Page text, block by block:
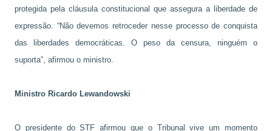
protegida pela cláusula constitucional que assegura a liberdade de
expressão. “Não devemos retroceder nesse processo de conquista
das liberdades democráticas. O peso da censura, ninguém o
suporta”, afirmou o ministro.
Ministro Ricardo Lewandowski
O presidente do STF afirmou que o Tribunal vive um momento